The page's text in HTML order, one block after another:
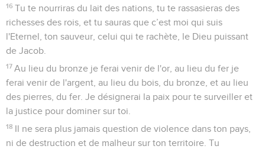
16 Tu te nourriras du lait des nations, tu te rassasieras des
richesses des rois, et tu sauras que c’est moi qui suis
l'Eternel, ton sauveur, celui qui te rachète, le Dieu puissant
de Jacob.
17 Au lieu du bronze je ferai venir de l'or, au lieu du fer je
ferai venir de l'argent, au lieu du bois, du bronze, et au lieu
des pierres, du fer. Je désignerai la paix pour te surveiller et
la justice pour dominer sur toi.
18 Il ne sera plus jamais question de violence dans ton pays,
ni de destruction et de malheur sur ton territoire. Tu